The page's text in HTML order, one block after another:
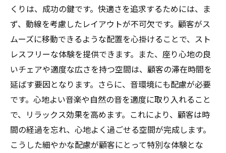
くりは、成功の鍵です。快適さを追求するためには、ま
ず、動線を考慮したレイアウトが不可欠です。顧客がス
ムーズに移動できるような配置を心掛けることで、スト
レスフリーな体験を提供できます。また、座り心地の良
いチェアや適度な広さを持つ空間は、顧客の滞在時間を
延ばす要因となります。さらに、音環境にも配慮が必要
です。心地よい音楽や自然の音を適度に取り入れること
で、リラックス効果を高めます。これにより、顧客は時
間の経過を忘れ、心地よく過ごせる空間が完成します。
こうした細やかな配慮が顧客にとって特別な体験とな